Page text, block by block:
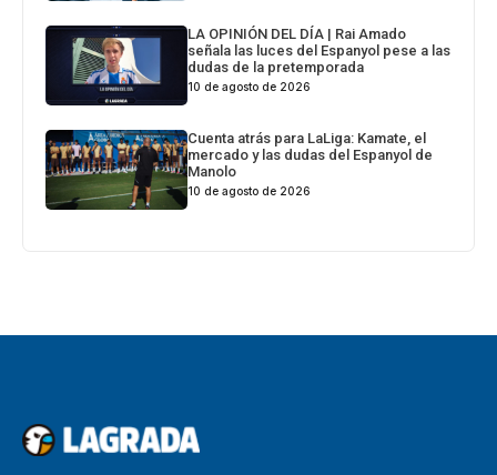
LA OPINIÓN DEL DÍA | Rai Amado
señala las luces del Espanyol pese a las
dudas de la pretemporada
10 de agosto de 2026
Cuenta atrás para LaLiga: Kamate, el
mercado y las dudas del Espanyol de
Manolo
10 de agosto de 2026